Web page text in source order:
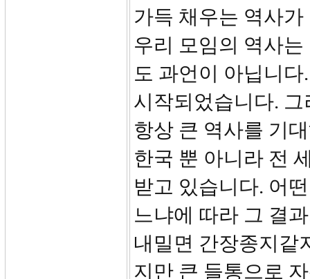
가득 채우는 역사
우리 모임의 역사
도 과언이 아닙니
시작되었습니다.
항상 큰 역사를 기
한국 뿐 아니라 전
받고 있습니다. 어
느냐에 따라 그 결
내밀면 간장종지같
지만 큰 들통으로